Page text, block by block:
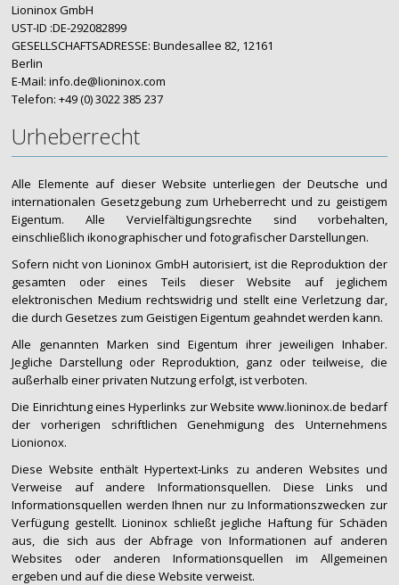
Lioninox GmbH
UST-ID :DE-292082899
GESELLSCHAFTSADRESSE: Bundesallee 82, 12161
Berlin
E-Mail:info.de@lioninox.com
Telefon: +49 (0) 3022 385 237
Urheberrecht
Alle Elemente auf dieser Website unterliegen der Deutsche und
internationalen Gesetzgebung zum Urheberrecht und zu geistigem
Eigentum. Alle Vervielfältigungsrechte sind vorbehalten,
einschließlich ikonographischer und fotografischer Darstellungen.
Sofern nicht von Lioninox GmbH autorisiert, ist die Reproduktion der
gesamten oder eines Teils dieser Website auf jeglichem
elektronischen Medium rechtswidrig und stellt eine Verletzung dar,
die durch Gesetzes zum Geistigen Eigentum geahndet werden kann.
Alle genannten Marken sind Eigentum ihrer jeweiligen Inhaber.
Jegliche Darstellung oder Reproduktion, ganz oder teilweise, die
außerhalb einer privaten Nutzung erfolgt, ist verboten.
Die Einrichtung eines Hyperlinks zur Website www.lioninox.de bedarf
der vorherigen schriftlichen Genehmigung des Unternehmens
Lionionox.
Diese Website enthält Hypertext-Links zu anderen Websites und
Verweise auf andere Informationsquellen. Diese Links und
Informationsquellen werden Ihnen nur zu Informationszwecken zur
Verfügung gestellt. Lioninox schließt jegliche Haftung für Schäden
aus, die sich aus der Abfrage von Informationen auf anderen
Websites oder anderen Informationsquellen im Allgemeinen
ergeben und auf die diese Website verweist.